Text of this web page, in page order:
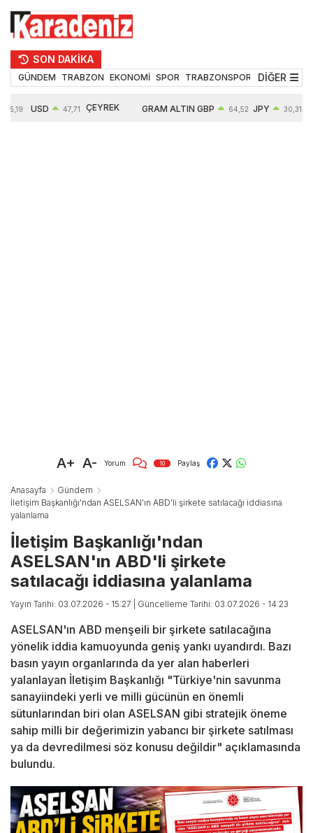
SON DAKİKA
GÜNDEM TRABZON EKONOMİ SPOR TRABZONSPOR TEKNOLOJİ
DİĞER
55,19 USD 47,71 ÇEYREK GRAM ALTIN GBP 64,52 JPY 30,31
A+ A- Yorum 10 Paylaş
Anasayfa
Gündem
İletişim Başkanlığı'ndan ASELSAN'ın ABD'li şirkete satılacağı iddiasına
yalanlama
İletişim Başkanlığı'ndan
ASELSAN'ın ABD'li şirkete
satılacağı iddiasına yalanlama
Yayın Tarihi: 03.07.2026 - 15:27 | Güncelleme Tarihi: 03.07.2026 - 14:23
ASELSAN'ın ABD menşeili bir şirkete satılacağına
yönelik iddia kamuoyunda geniş yankı uyandırdı. Bazı
basın yayın organlarında da yer alan haberleri
yalanlayan İletişim Başkanlığı "Türkiye'nin savunma
sanayiindeki yerli ve milli gücünün en önemli
sütunlarından biri olan ASELSAN gibi stratejik öneme
sahip milli bir değerimizin yabancı bir şirkete satılması
ya da devredilmesi söz konusu değildir" açıklamasında
bulundu.